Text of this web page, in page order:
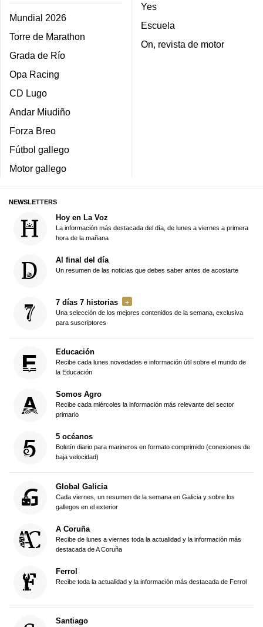
Mundial 2026
Torre de Marathon
Grada de Río
Opa Racing
CD Lugo
Andar Miudiño
Forza Breo
Fútbol gallego
Motor gallego
Yes
Escuela
On, revista de motor
NEWSLETTERS
Hoy en La Voz
La información más destacada del día, de lunes a viernes a primera
hora de la mañana
Al final del día
Un resumen de las noticias que debes saber antes de acostarte
7 días 7 historias
Una selección de los mejores contenidos de la semana, exclusiva
para suscriptores
Educación
Recibe cada lunes novedades e información útil sobre el mundo de
la Educación
Somos Agro
Recibe cada miércoles la información más relevante del sector
primario
5 océanos
Boletín diario para marineros en formato comprimido (conexiones de
baja velocidad)
Global Galicia
Cada viernes, un resumen de la semana en Galicia y sobre los
gallegos en el exterior
A Coruña
Recibe de lunes a viernes toda la actualidad y la información más
destacada de A Coruña
Ferrol
Recibe toda la actualidad y la información más destacada de Ferrol
Santiago